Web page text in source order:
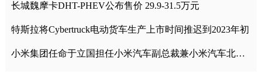
长城魏摩卡DHT-PHEV公布售价 29.9-31.5万元
特斯拉将Cybertruck电动货车生产上市时间推迟到2023年初
小米集团任命于立国担任小米汽车副总裁兼小米汽车北京总部政委